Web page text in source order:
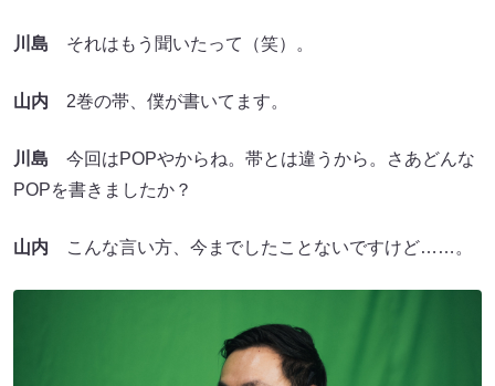
川島 それはもう聞いたって（笑）。
山内 2巻の帯、僕が書いてます。
川島 今回はPOPやからね。帯とは違うから。さあどんな
POPを書きましたか？
山内 こんな言い方、今までしたことないですけど……。